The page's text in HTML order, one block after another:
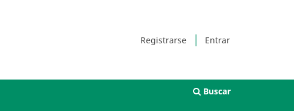
Registrarse Entrar
Buscar